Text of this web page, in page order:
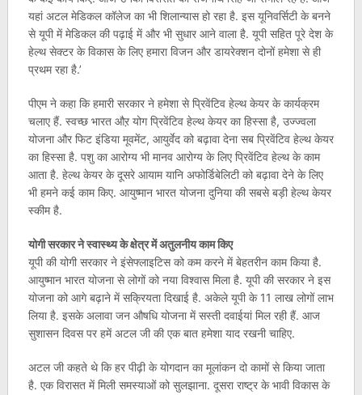
यहां अटल मेडिकल कॉलेज का भी शिलान्यास हो रहा है. इस यूनिवर्सिटी के बनने
से यूपी में मेडिकल की पढ़ाई में और भी सुधार आने वाला है. यूपी सहित पूरे देश के
हेल्थ सेक्टर के विकास के लिए हमारा विजन और डायरेक्शन दोनों हमेशा से ही
प्रथम रहा है.’
पीएम ने कहा कि हमारी सरकार ने हमेशा से प्रिवेंटिव हेल्थ केयर के कार्यक्रम
चलाए हैं. स्वच्छ भारत औऱ योग प्रिवेंटिव हेल्थ केयर का हिस्सा है, उज्ज्वला
योजना और फिट इंडिया मूवमेंट, आयुर्वेद को बढ़ावा देना सब प्रिवेंटिव हेल्थ केयर
का हिस्सा है. पशु का आरोग्य भी मानव आरोग्य के लिए प्रिवेंटिव हेल्थ के काम
आता है. हेल्थ केयर के दूसरे आयाम यानि अफोर्डिबेलिटी को बढ़ावा देने के लिए
भी हमने कई काम किए. आयुष्मान भारत योजना दुनिया की सबसे बड़ी हेल्थ केयर
स्कीम है.
योगी सरकार ने स्वास्थ्य के क्षेत्र में अतुलनीय काम किए
यूपी की योगी सरकार ने इंसेफ्लाइटिस को कम करने में बेहतरीन काम किया है.
आयुष्मान भारत योजना से लोगों को नया विश्वास मिला है. यूपी की सरकार ने इस
योजना को आगे बढ़ाने में सक्रियता दिखाई है. अकेले यूपी के 11 लाख लोगों लाभ
लिया है. इसके अलावा जन औषधि योजना में सस्ती दवाईयां मिल रही हैं. आज
सुशासन दिवस पर हमें अटल जी की एक बात हमेशा याद रखनी चाहिए.
अटल जी कहते थे कि हर पीढ़ी के योगदान का मूलांकन दो कामों से किया जाता
है. एक विरासत में मिली समस्याओं को सुलझाना. दूसरा राष्ट्र के भावी विकास के